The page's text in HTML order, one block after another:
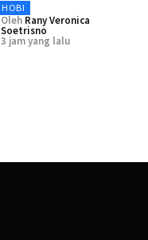
HOBI
Oleh Rany Veronica
Soetrisno
3 jam yang lalu